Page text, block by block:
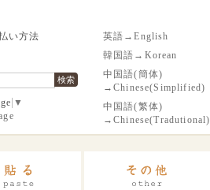
い方法
検索
▼
英語→English
韓国語→Korean
中国語(簡体)
→Chinese(Simplified)
中国語(繁体)
→Chinese(Tradutional)